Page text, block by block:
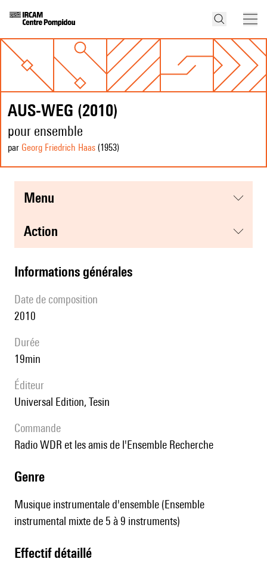
AUS-WEG (2010)
pour ensemble
par Georg Friedrich Haas (1953)
menu
action
informations générales
date de composition
2010
durée
19min
éditeur
Universal Edition, Tesin
Commande
Radio WDR et les amis de l'Ensemble Recherche
genre
Musique instrumentale d'ensemble (Ensemble
instrumental mixte de 5 à 9 instruments)
effectif détaillé